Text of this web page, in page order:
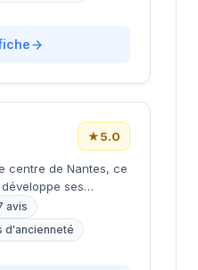
d'accompagner
locales dans
intervient sur
★5.0
centre de Nantes, ce
ses
humaines
et régionales.
Croce, la structure
dans leurs
avis
d'ancienneté